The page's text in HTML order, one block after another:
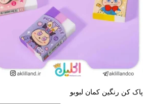
پاک کن رنگین کمان لبوبو